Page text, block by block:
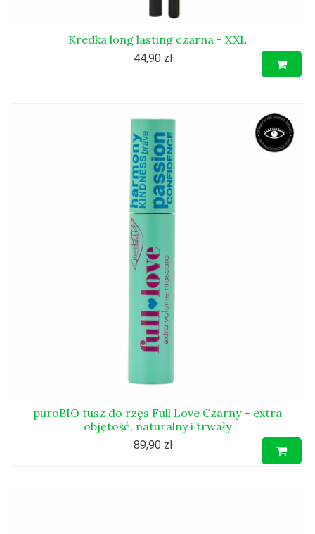
Kredka long lasting czarna - XXL
44,90 zł
puroBIO tusz do rzęs Full Love Czarny – extra
objętość, naturalny i trwały
89,90 zł